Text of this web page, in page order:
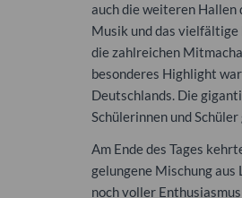
auch die weiteren Hallen
Musik und das vielfältige
die zahlreichen
besonderes Highlight
Deutschlands. Die
Schülerinnen und
Am Ende des Tages
gelungene Mischung
noch voller